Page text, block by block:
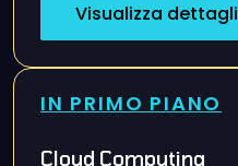
Visualizza dettagli
IN PRIMO PIANO
Cloud Computing